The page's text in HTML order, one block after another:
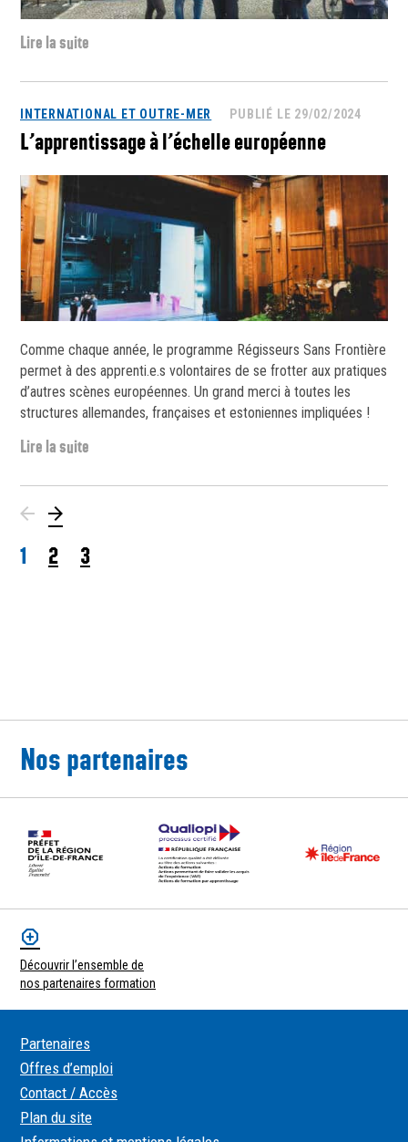
Lire la suite
INTERNATIONAL ET OUTRE-MER PUBLIÉ LE 29/02/2024
L’apprentissage à l’échelle européenne
Comme chaque année, le programme Régisseurs Sans Frontière
permet à des apprenti.e.s volontaires de se frotter aux pratiques
d’autres scènes européennes. Un grand merci à toutes les
structures allemandes, françaises et estoniennes impliquées !
Lire la suite
Page précédente
1
2 3
Page suivante
Nos partenaires
Découvrir l’ensemble de
nos partenaires formation
Partenaires
Offres d’emploi
Contact / Accès
Plan du site